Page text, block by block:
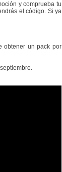
y comprueba tu
el código. Si ya
obtener un pack por